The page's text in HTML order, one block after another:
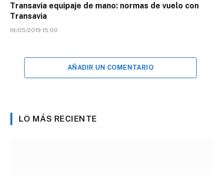
Transavia equipaje de mano: normas de vuelo con
Transavia
19/05/2019 15:00
AÑADIR UN COMENTARIO
LO MÁS RECIENTE